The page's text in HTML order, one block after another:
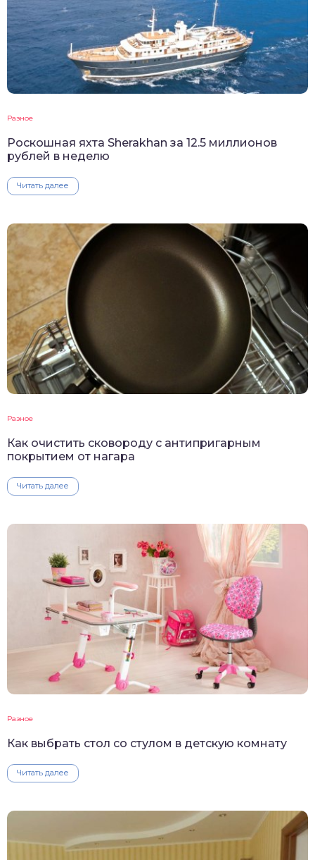
Разное
Роскошная яхта Sherakhan за 12.5 миллионов
рублей в неделю
Читать далее
Разное
Как очистить сковороду с антипригарным
покрытием от нагара
Читать далее
Разное
Как выбрать стол со стулом в детскую комнату
Читать далее